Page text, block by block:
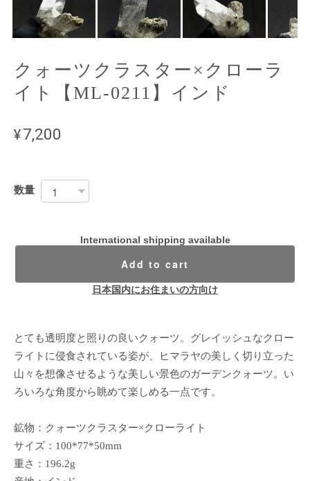
クォーツクラスター×クローラ
イト【ML-0211】インド
¥7,200
数量
International shipping available
Add to cart
日本国内にお住まいの方向け
とても透明度と照りの良いクォーツ。グレイッシュなクロー
ライトに侵食されている姿が、ヒマラヤの美しく切り立った
山々を想像させるような美しい景色のガーデンクォーツ。い
ろいろな角度から眺めて楽しめる一点です。
鉱物：クォーツクラスター×クローライト
サイズ：100*77*50mm
重さ：196.2g